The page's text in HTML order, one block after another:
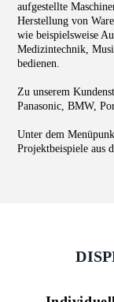
aufgestellte
Herstellung von
wie beispielsweise
Medizintechnik,
bedienen.
Zu unserem
Panasonic, BMW,
Unter dem
Projektbeispiele aus